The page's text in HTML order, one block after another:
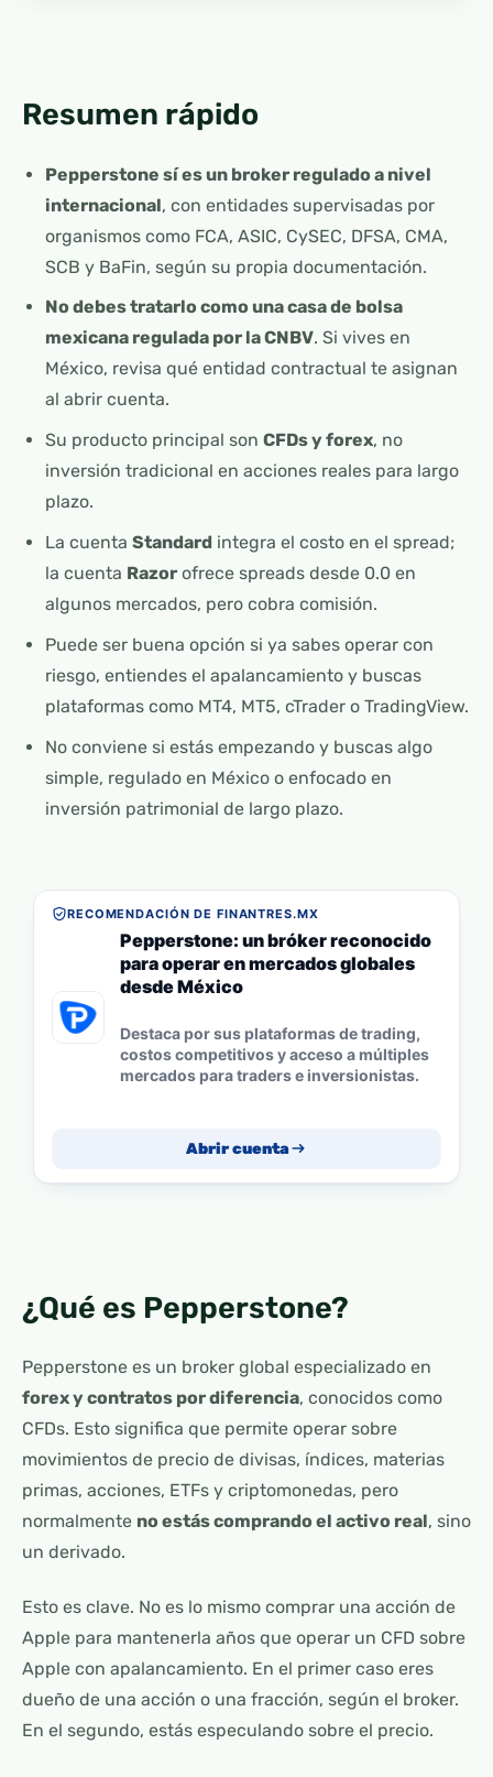
Resumen rápido
Pepperstone sí es un broker regulado a nivel
internacional, con entidades supervisadas por
organismos como FCA, ASIC, CySEC, DFSA, CMA,
SCB y BaFin, según su propia documentación.
No debes tratarlo como una casa de bolsa
mexicana regulada por la CNBV. Si vives en
México, revisa qué entidad contractual te asignan
al abrir cuenta.
Su producto principal son CFDs y forex, no
inversión tradicional en acciones reales para largo
plazo.
La cuenta Standardintegra el costo en el spread;
la cuenta Razorofrece spreads desde 0.0 en
algunos mercados, pero cobra comisión.
Puede ser buena opción si ya sabes operar con
riesgo, entiendes el apalancamiento y buscas
plataformas como MT4, MT5, cTrader o TradingView.
No conviene si estás empezando y buscas algo
simple, regulado en México o enfocado en
inversión patrimonial de largo plazo.
RECOMENDACIÓN DE FINANTRES.MX
Pepperstone: un bróker reconocido
para operar en mercados globales
desde México
Destaca por sus plataformas de trading,
costos competitivos y acceso a múltiples
mercados para traders e inversionistas.
Abrir cuenta
¿Qué es Pepperstone?
Pepperstone es un broker global especializado en
forex y contratos por diferencia, conocidos como
CFDs. Esto significa que permite operar sobre
movimientos de precio de divisas, índices, materias
primas, acciones, ETFs y criptomonedas, pero
normalmente no estás comprando el activo real, sino
un derivado.
Esto es clave. No es lo mismo comprar una acción de
Apple para mantenerla años que operar un CFD sobre
Apple con apalancamiento. En el primer caso eres
dueño de una acción o una fracción, según el broker.
En el segundo, estás especulando sobre el precio.